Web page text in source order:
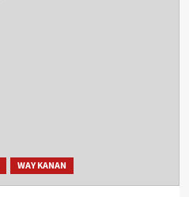
WAY KANAN